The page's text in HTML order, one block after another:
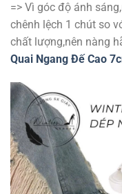
=> Vì góc độ ánh
chênh lệch 1 chút so
chất lượng,nên nàng
Quai Ngang Đế Cao